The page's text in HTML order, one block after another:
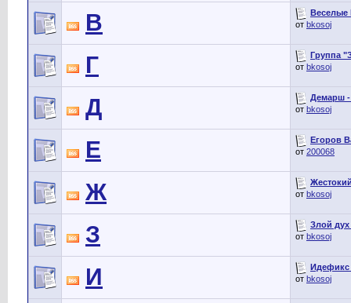
В
Веселые
от bkosoj
Г
Группа
от bkosoj
Д
Демарш -
от bkosoj
Е
Егоров
от 200068
Ж
от bkosoj
З
Злой дух
от bkosoj
И
Идефикс
от bkosoj